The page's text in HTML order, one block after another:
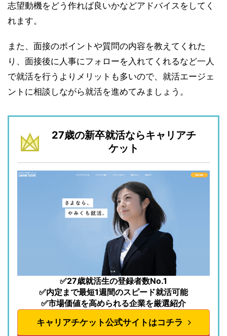
志望動機をどう作れば良いかなどアドバイスをしてく
れます。
また、面接のポイントや質問の内容を教えてくれた
り、面接後に人事にフォローを入れてくれるなど一人
で就活を行うよりメリットも多いので、就活エージェ
ントに相談しながら就活を進めてみましょう。
27歳の新卒就活ならキャリアチ
ケット
✅27歳就活生の登録者数No.1
✅内定まで最短1週間のスピード就活可能
✅市場価値を高められる企業を厳選紹介
キャリアチケット公式サイトはコチラ